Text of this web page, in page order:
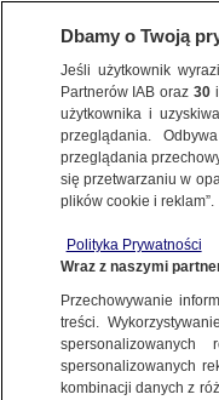
METEO
NAUKA
wodne w
13.03.2024, 08:36
Udostępnij
Dbamy o Twoją
Jeśli użytkownik
Partnerów IAB oraz30
użytkownika i
przeglądania.
przeglądania
się przetwarzaniu w
plików cookie i reklam”.
Polityka Prywatności
Wraz z naszymi
Przechowywanie
treści.
spersonalizowanych
kombinacji danych z